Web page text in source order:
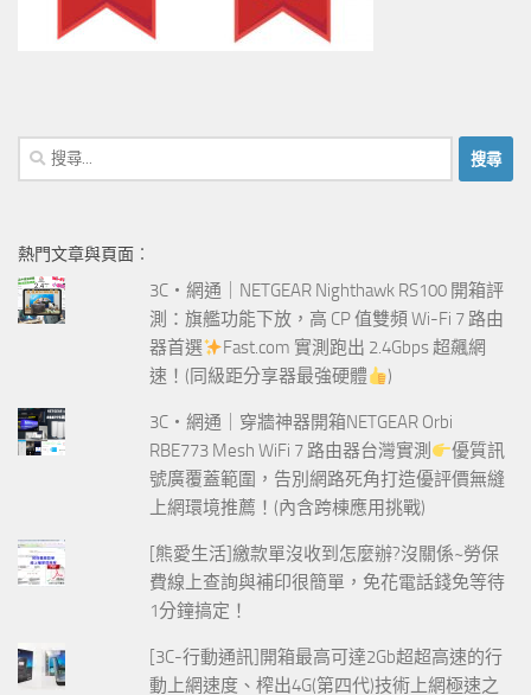
搜
尋
字:
熱門文章與頁面︰
3C‧網通｜NETGEAR Nighthawk RS100 開箱評
測：旗艦功能下放，高 CP 值雙頻 Wi-Fi 7 路由
器首選
Fast.com 實測跑出 2.4Gbps 超飆網
速！(同級距分享器最強硬體
)
3C‧網通｜穿牆神器開箱NETGEAR Orbi
RBE773 Mesh WiFi 7 路由器台灣實測
優質訊
號廣覆蓋範圍，告別網路死角打造優評價無縫
上網環境推薦！(內含跨棟應用挑戰)
[熊愛生活]繳款單沒收到怎麼辦?沒關係~勞保
費線上查詢與補印很簡單，免花電話錢免等待
1分鐘搞定！
[3C-行動通訊]開箱最高可達2Gb超超高速的行
動上網速度、榨出4G(第四代)技術上網極速之